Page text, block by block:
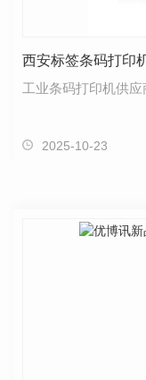
西安标签条码打印
工业条码打印机供应
2025-10-23